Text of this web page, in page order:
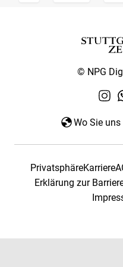
© NPG
Wo Sie
PrivatsphäreKarriere
Erklärung zur